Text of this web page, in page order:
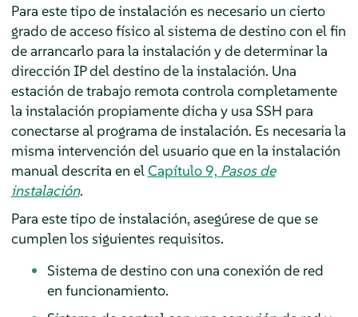
Para este tipo de instalación es necesario un cierto
grado de acceso físico al sistema de destino con el fin
de arrancarlo para la instalación y de determinar la
dirección IP del destino de la instalación. Una
estación de trabajo remota controla completamente
la instalación propiamente dicha y usa SSH para
conectarse al programa de instalación. Es necesaria la
misma intervención del usuario que en la instalación
manual descrita en elCapítulo 9, Pasos de
instalación.
Para este tipo de instalación, asegúrese de que se
cumplen los siguientes requisitos.
Sistema de destino con una conexión de red
en funcionamiento.